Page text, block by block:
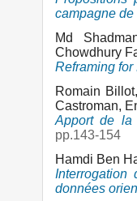
campagne
Md
Chowdhury
Reframing
Romain
Castroman,
Apport de la
pp.143-154
Hamdi Ben
Interrogation
données